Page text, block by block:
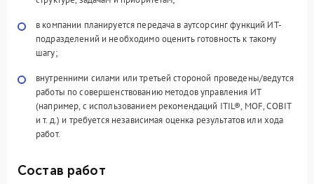
в компании планируется передача в аутсорсинг функций ИТ-
подразделений и необходимо оценить готовность к такому
шагу;
внутренними силами или третьей стороной проведены/ведутся
работы по совершенствованию методов управления ИТ
(например, с использованием рекомендаций ITIL®, MOF, COBIT
и т. д.) и требуется независимая оценка результатов или хода
работ.
Состав работ